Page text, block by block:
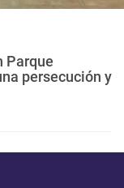
Parque
persecución y